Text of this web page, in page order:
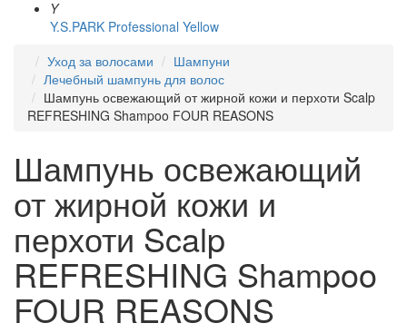
Y
Y.S.PARK Professional Yellow
Уход за волосами
Шампуни
Лечебный шампунь для волос
Шампунь освежающий от жирной кожи и перхоти Scalp
REFRESHING Shampoo FOUR REASONS
Шампунь освежающий
от жирной кожи и
перхоти Scalp
REFRESHING Shampoo
FOUR REASONS